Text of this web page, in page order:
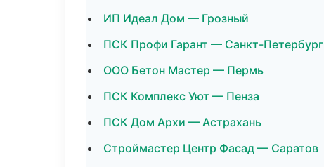
ИП Идеал Дом — Грозный
ПСК Профи Гарант — Санкт-Петербург
ООО Бетон Мастер — Пермь
ПСК Комплекс Уют — Пенза
ПСК Дом Архи — Астрахань
Строймастер Центр Фасад — Саратов